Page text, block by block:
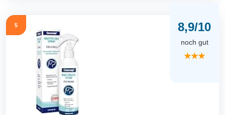
5 8,9/10
noch gut
★★★